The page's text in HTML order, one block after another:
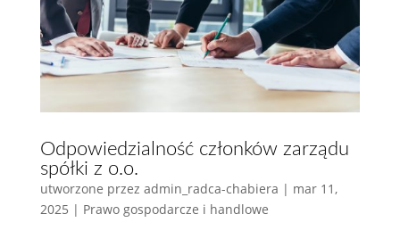
Odpowiedzialność członków zarządu
spółki z o.o.
utworzone przez admin_radca-chabiera | mar 11,
2025 | Prawo gospodarcze i handlowe